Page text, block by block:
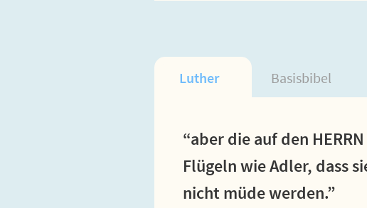
Luther Basisbibel
“aber die auf den
Flügeln wie Adler, dass
nicht müde werden.”